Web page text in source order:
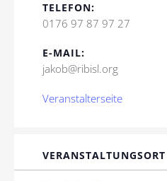
TELEFON:
0176 97 87 97 27
E-MAIL:
jakob@ribisl.org
Veranstalterseite
VERANSTALTUNGSORT